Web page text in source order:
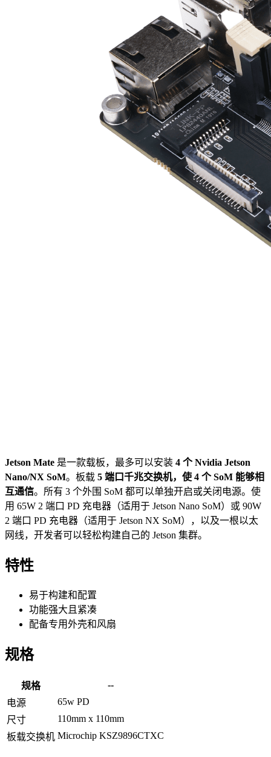
Jetson Mate 是一款载板，最多可以安装 4 个 Nvidia Jetson
Nano/NX SoM。板载 5 端口千兆交换机，使 4 个 SoM 能够相
互通信。所有 3 个外围 SoM 都可以单独开启或关闭电源。使
用 65W 2 端口 PD 充电器（适用于 Jetson Nano SoM）或 90W
2 端口 PD 充电器（适用于 Jetson NX SoM），以及一根以太
网线，开发者可以轻松构建自己的 Jetson 集群。
特性
易于构建和配置
功能强大且紧凑
配备专用外壳和风扇
规格
规格
--
电源
65w PD
尺寸
110mm x 110mm
板载交换机 Microchip KSZ9896CTXC